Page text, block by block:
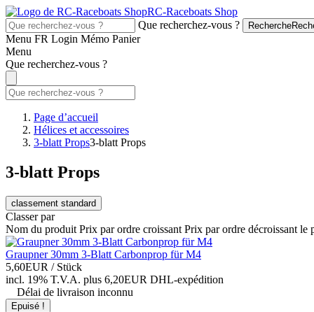
RC-Raceboats Shop
Que recherchez-vous ?
Recherche
Menu FR Login Mémo Panier
Menu
Que recherchez-vous ?
Page d’accueil
Hélices et accessoires
3-blatt Props3-blatt Props
3-blatt Props
classement standard
Classer par
Nom du produit Prix par ordre croissant Prix par ordre décroissant le
Graupner 30mm 3-Blatt Carbonprop für M4
5,60EUR / Stück
incl. 19% T.V.A. plus 6,20EUR DHL-expédition
Délai de livraison inconnu
Epuisé !